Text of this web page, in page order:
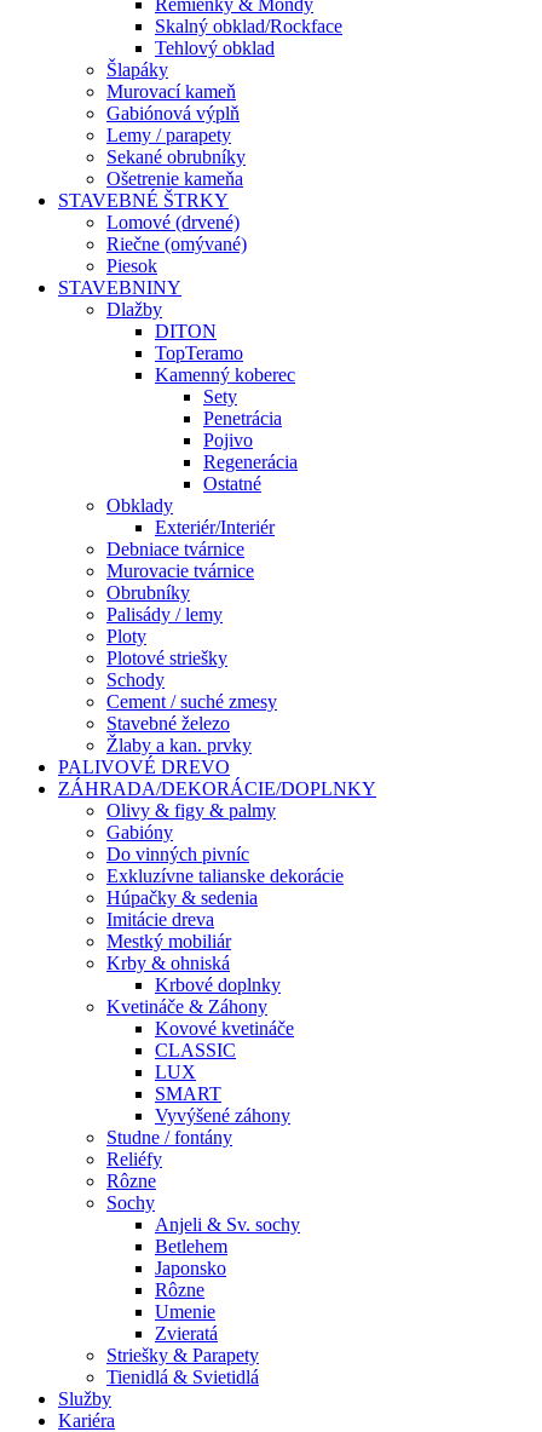
Remienky & Mondy
Skalný obklad/Rockface
Tehlový obklad
Šlapáky
Murovací kameň
Gabiónová výplň
Lemy / parapety
Sekané obrubníky
Ošetrenie kameňa
STAVEBNÉ ŠTRKY
Lomové (drvené)
Riečne (omývané)
Piesok
STAVEBNINY
Dlažby
DITON
TopTeramo
Kamenný koberec
Sety
Penetrácia
Pojivo
Regenerácia
Ostatné
Obklady
Exteriér/Interiér
Debniace tvárnice
Murovacie tvárnice
Obrubníky
Palisády / lemy
Ploty
Plotové striešky
Schody
Cement / suché zmesy
Stavebné železo
Žlaby a kan. prvky
PALIVOVÉ DREVO
ZÁHRADA/DEKORÁCIE/DOPLNKY
Olivy & figy & palmy
Gabióny
Do vinných pivníc
Exkluzívne talianske dekorácie
Húpačky & sedenia
Imitácie dreva
Mestký mobiliár
Krby & ohniská
Krbové doplnky
Kvetináče & Záhony
Kovové kvetináče
CLASSIC
LUX
SMART
Vyvýšené záhony
Studne / fontány
Reliéfy
Rôzne
Sochy
Anjeli & Sv. sochy
Betlehem
Japonsko
Rôzne
Umenie
Zvieratá
Striešky & Parapety
Tienidlá & Svietidlá
Služby
Kariéra